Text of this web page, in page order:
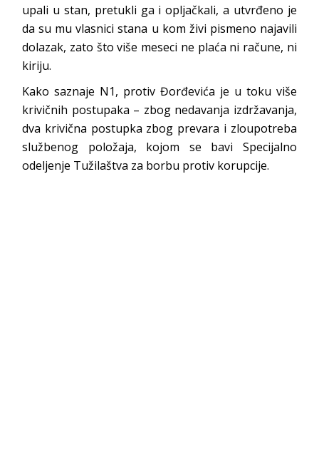
upali u stan, pretukli ga i opljačkali, a utvrđeno je
da su mu vlasnici stana u kom živi pismeno najavili
dolazak, zato što više meseci ne plaća ni račune, ni
kiriju.
Kako saznaje N1, protiv Đorđevića je u toku više
krivičnih postupaka – zbog nedavanja izdržavanja,
dva krivična postupka zbog prevara i zloupotreba
službenog položaja, kojom se bavi Specijalno
odeljenje Tužilaštva za borbu protiv korupcije.